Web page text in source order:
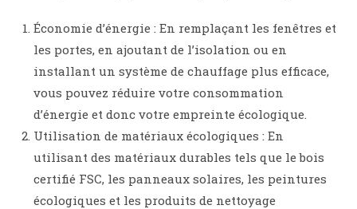
Économie d’énergie : En remplaçant les fenêtres et
les portes, en ajoutant de l’isolation ou en
installant un système de chauffage plus efficace,
vous pouvez réduire votre consommation
d’énergie et donc votre empreinte écologique.
Utilisation de matériaux écologiques : En
utilisant des matériaux durables tels que le bois
certifié FSC, les panneaux solaires, les peintures
écologiques et les produits de nettoyage